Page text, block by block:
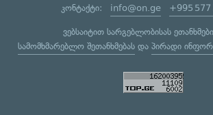
კონტაქტი: info@on.ge +995 577
ვებსაიტით სარგებლობისას
სამომხმარებლო შეთანხმებასდა პირადი